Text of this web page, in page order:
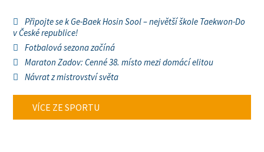
Připojte se k Ge-Baek Hosin Sool – největší škole Taekwon-Do
v České republice!
Fotbalová sezona začíná
Maraton Zadov: Cenné 38. místo mezi domácí elitou
Návrat z mistrovství světa
VÍCE ZE SPORTU